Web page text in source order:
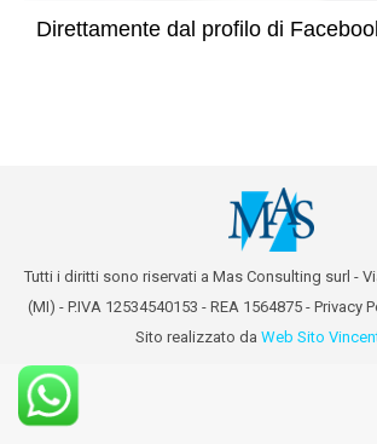
Direttamente dal profilo di
Tutti i diritti sono riservati a Mas Consulting surl -
(MI) - P.IVA 12534540153 - REA 1564875 - Privacy
Sito realizzato da Web Sito